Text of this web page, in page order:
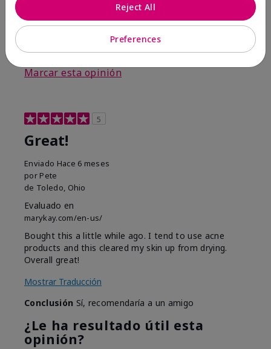
¿Le ha resultado útil esta
opinión?
Marcar esta opinión
5
Great!
Enviado Hace 6 meses
por Pete
de Toledo, Ohio
Evaluado en
marykay.com/en-us/
Bought this a little while ago. I tend to use acne
products and this cleared my skin up from drying.
Overall great!
Mostrar Traducción
Conclusión Sí, recomendaría a un amigo
¿Le ha resultado útil esta
opinión?
Preferences
Reject All